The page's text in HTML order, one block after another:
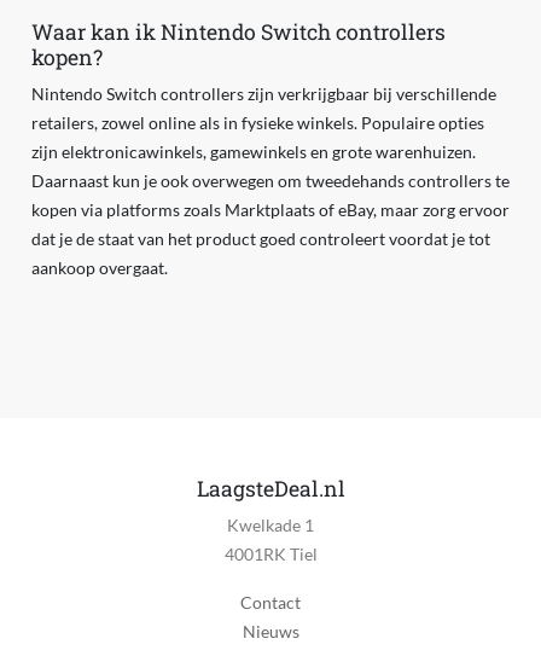
Waar kan ik Nintendo Switch controllers
kopen?
Nintendo Switch controllers zijn verkrijgbaar bij verschillende
retailers, zowel online als in fysieke winkels. Populaire opties
zijn elektronicawinkels, gamewinkels en grote warenhuizen.
Daarnaast kun je ook overwegen om tweedehands controllers te
kopen via platforms zoals Marktplaats of eBay, maar zorg ervoor
dat je de staat van het product goed controleert voordat je tot
aankoop overgaat.
LaagsteDeal.nl
Kwelkade 1
4001RK Tiel
Contact
Nieuws